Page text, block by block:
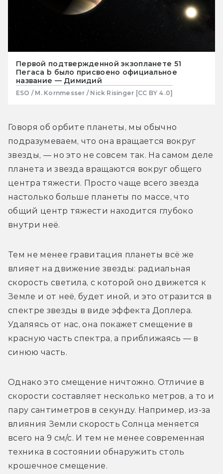
Первой подтвержденной экзопланете 51
Пегаса b было присвоено официальное
название — Димидий
ESO / M. Kornmesser / Nick Risinger [CC BY 4.0]
Говоря об орбите планеты, мы обычно
подразумеваем, что она вращается вокруг
звезды, — но это не совсем так. На самом деле
планета и звезда вращаются вокруг общего
центра тяжести. Просто чаще всего звезда
настолько больше планеты по массе, что
общий центр тяжести находится глубоко
внутри неё.
Тем не менее гравитация планеты всё же
влияет на движение звезды: радиальная
скорость светила, с которой оно движется к
Земле и от неё, будет иной, и это отразится в
спектре звезды в виде эффекта Доплера.
Удаляясь от нас, она покажет смещение в
красную часть спектра, а приближаясь — в
синюю часть.
Однако это смещение ничтожно. Отличие в
скорости составляет несколько метров, а то и
пару сантиметров в секунду. Например, из-за
влияния Земли скорость Солнца меняется
всего на 9 см/с. И тем не менее современная
техника в состоянии обнаружить столь
крошечное смещение.